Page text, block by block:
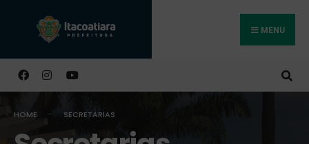
MENU
HOME SECRETARIAS
Buscar